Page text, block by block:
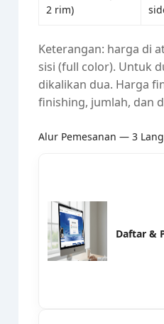
2 rim)
Keterangan: harga di
sisi (full color). Untuk
dikalikan dua. Harga
finishing, jumlah, dan
Alur Pemesanan — 3
Daftar &